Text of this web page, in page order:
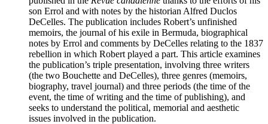
son Errol and with notes by the historian Alfred Duclos
DeCelles. The publication includes Robert’s unfinished
memoirs, the journal of his exile in Bermuda, biographical
notes by Errol and comments by DeCelles relating to the 1837
rebellion in which Robert played a part. This article examines
the publication’s triple presentation, involving three writers
(the two Bouchette and DeCelles), three genres (memoirs,
biography, travel journal) and three periods (the time of the
event, the time of writing and the time of publishing), and
seeks to understand the political, memorial and aesthetic
issues involved in the publication.